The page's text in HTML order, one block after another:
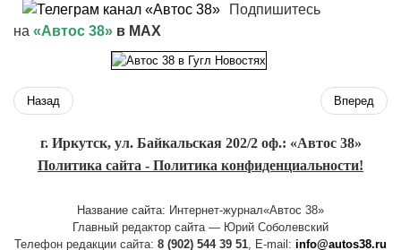
Подпишитесь
на «Автос 38» в MAX
Назад Вперед
г. Иркутск, ул. Байкальская 202/2 оф.: «Автос 38»
Политика сайта - Политика конфиденциальности!
Название сайта: Интернет-журнал«Автос 38»
Главный редактор сайта — Юрий Соболевский
Телефон редакции сайта: 8 (902) 544 39 51, E-mail: info@autos38.ru